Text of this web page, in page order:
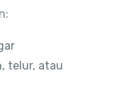
telur, atau